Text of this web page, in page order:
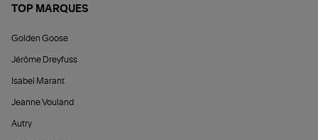
TOP MARQUES
Golden Goose
Jérôme Dreyfuss
Isabel Marant
Jeanne Vouland
Autry